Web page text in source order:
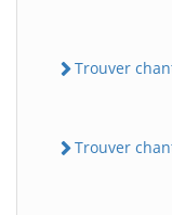
Trouver
Trouver